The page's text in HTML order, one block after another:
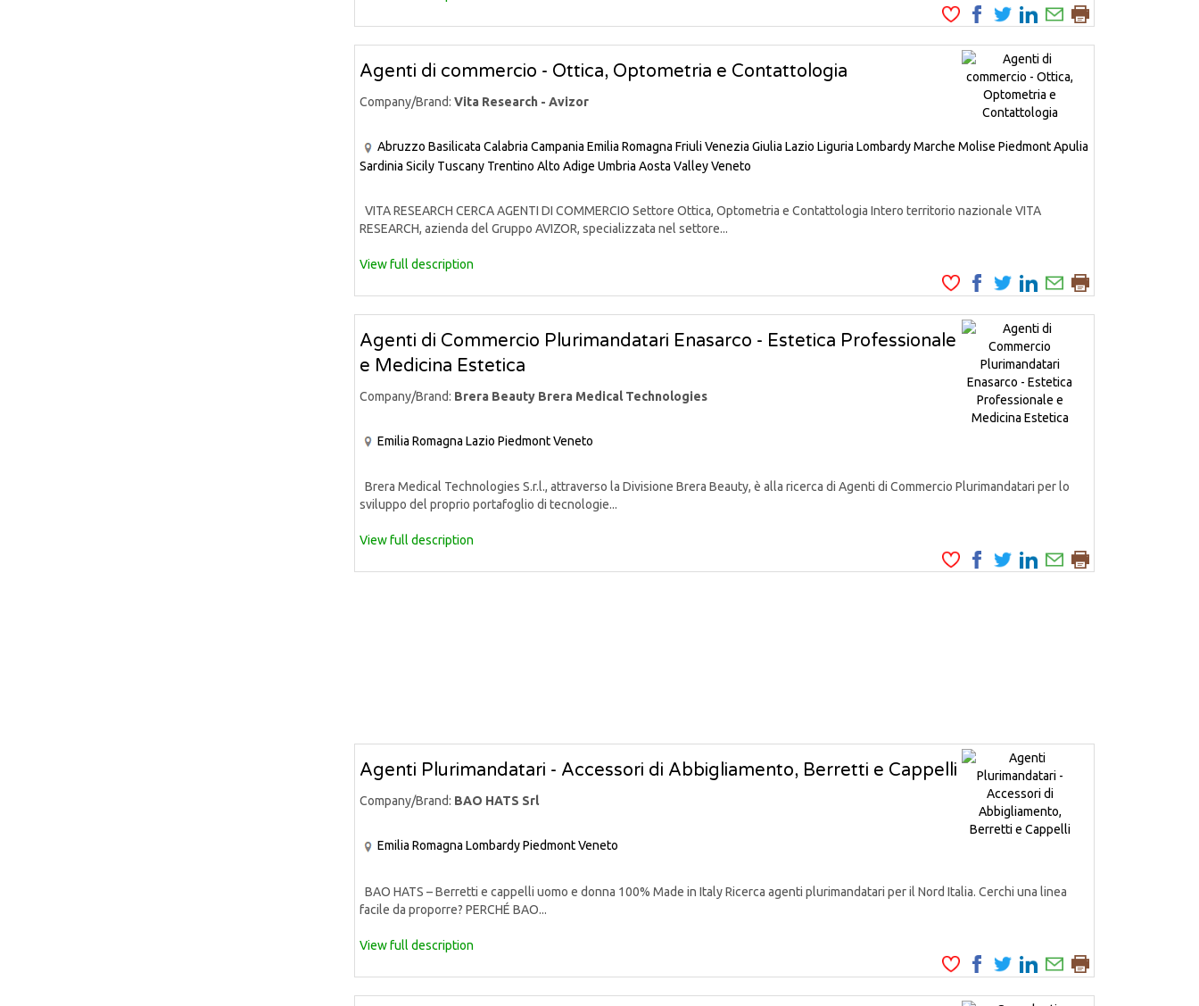
Agenti di commercio - Ottica, Optometria e Contattologia
Company/Brand: Vita Research - Avizor
Abruzzo Basilicata Calabria Campania Emilia Romagna Friuli Venezia Giulia Lazio Liguria LombardyMarche Molise PiedmontApulia
Sardinia Sicily Tuscany Trentino Alto Adige Umbria Aosta ValleyVeneto
VITA RESEARCH CERCA AGENTI DI COMMERCIO Settore Ottica, Optometria e Contattologia Intero territorio nazionale VITA
RESEARCH, azienda del Gruppo AVIZOR, specializzata nel settore...
View full description
Agenti di Commercio Plurimandatari Enasarco - Estetica Professionale
e Medicina Estetica
Company/Brand: Brera Beauty Brera Medical Technologies
Emilia Romagna Lazio PiedmontVeneto
Brera Medical Technologies S.r.l., attraverso la Divisione Brera Beauty, è alla ricerca di Agenti di Commercio Plurimandatari per lo
sviluppo del proprio portafoglio di tecnologie...
View full description
Agenti Plurimandatari - Accessori di Abbigliamento, Berretti e Cappelli
Company/Brand: BAO HATS Srl
Emilia Romagna LombardyPiedmontVeneto
BAO HATS – Berretti e cappelli uomo e donna 100% Made in Italy Ricerca agenti plurimandatari per il Nord Italia. Cerchi una linea
facile da proporre? PERCHÉ BAO...
View full description